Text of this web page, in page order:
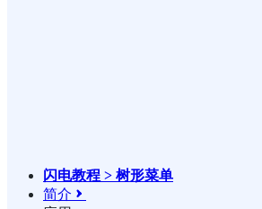
闪电教程 > 树形菜单
简介 